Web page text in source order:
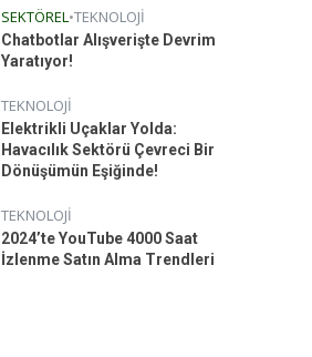
SEKTÖREL•TEKNOLOJI
Chatbotlar Alışverişte Devrim
Yaratıyor!
TEKNOLOJI
Elektrikli Uçaklar Yolda:
Havacılık Sektörü Çevreci Bir
Dönüşümün Eşiğinde!
TEKNOLOJI
2024’te YouTube 4000 Saat
İzlenme Satın Alma Trendleri